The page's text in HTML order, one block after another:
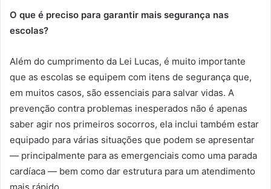
O que é preciso para garantir mais segurança nas
escolas?
Além do cumprimento da Lei Lucas, é muito importante
que as escolas se equipem com itens de segurança que,
em muitos casos, são essenciais para salvar vidas. A
prevenção contra problemas inesperados não é apenas
saber agir nos primeiros socorros, ela inclui também estar
equipado para várias situações que podem se apresentar
— principalmente para as emergenciais como uma parada
cardíaca — bem como dar estrutura para um atendimento
mais rápido.